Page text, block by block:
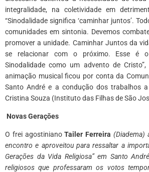
integralidade, na coletividade em
“Sinodalidade significa ‘caminhar juntos’.
comunidades em sintonia. Devemos
promover a unidade. Caminhar Juntos da
se relacionar com o próximo. Esse é
Sinodalidade como um advento de
animação musical ficou por conta da
Santo André e a condução dos trabalhos
Cristina Souza (Instituto das Filhas de São
Novas Gerações
O frei agostiniano Tailer Ferreira (Diadema)
encontro e aproveitou para ressaltar a
Gerações da Vida Religiosa” em Santo
religiosos que professaram os votos